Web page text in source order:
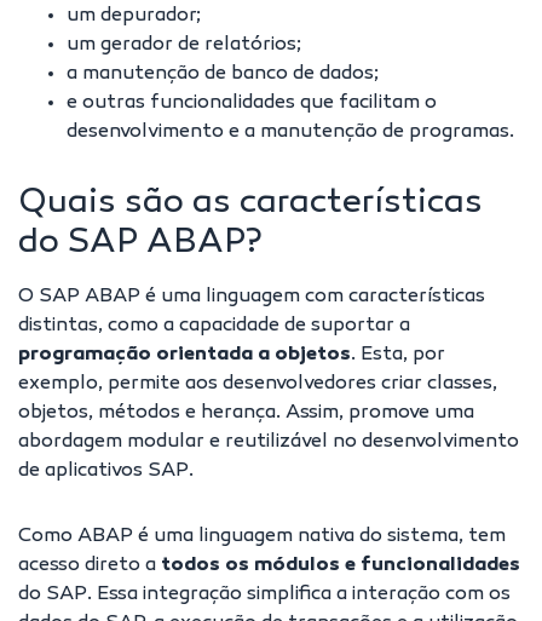
um depurador;
um gerador de relatórios;
a manutenção de banco de dados;
e outras funcionalidades que facilitam o
desenvolvimento e a manutenção de programas.
Quais são as características
do SAP ABAP?
O SAP ABAP é uma linguagem com características
distintas, como a capacidade de suportar a
programação orientada a objetos. Esta, por
exemplo, permite aos desenvolvedores criar classes,
objetos, métodos e herança. Assim, promove uma
abordagem modular e reutilizável no desenvolvimento
de aplicativos SAP.
Como ABAP é uma linguagem nativa do sistema, tem
acesso direto a todos os módulos e funcionalidades
do SAP. Essa integração simplifica a interação com os